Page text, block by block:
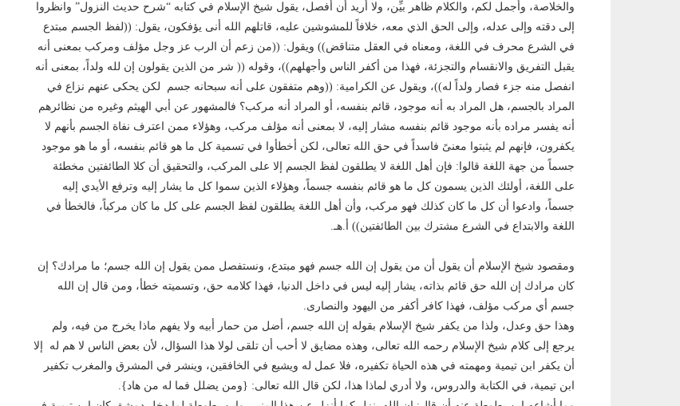
والخلاصة، وأجمل لكم، والكلام ظاهر بيِّن، ولا أريد أن أفصل، يقول شيخ الإسلام في كتابه “شرح حديث النزول” وانظروا
إلى دقته وإلى عدله، وإلى الحق الذي معه، خلافاً للمشوشين عليه، قاتلهم الله أنى يؤفكون، يقول: ((لفظ الجسم مبتدع
في الشرع محرف في اللغة، ومعناه في العقل متناقض)) ويقول: ((من زعم أن الرب عز وجل مؤلف ومركب بمعنى أنه
يقبل التفريق والانقسام والتجزئة، فهذا من أكفر الناس وأجهلهم))، وقوله (( شر من الذين يقولون إن لله ولداً، بمعنى أنه
انفصل منه جزء فصار ولداً له))، ويقول عن الكرامية: ((وهم متفقون على أنه سبحانه جسم لكن يحكى عنهم نزاع في
المراد بالجسم، هل المراد به أنه موجود، قائم بنفسه، أو المراد أنه مركب؟ فالمشهور عن أبي الهيثم وغيره من نظائرهم
أنه يفسر مراده بأنه موجود قائم بنفسه مشار إليه، لا بمعنى أنه مؤلف مركب، وهؤلاء ممن اعترف نفاة الجسم بأنهم لا
يكفرون، فإنهم لم يثبتوا معنىً فاسداً في حق الله تعالى، لكن أخطأوا في تسمية كل ما هو قائم بنفسه، أو ما هو موجود
جسماً من جهة اللغة قالوا: فإن أهل اللغة لا يطلقون لفظ الجسم إلا على المركب، والتحقيق أن كلا الطائفتين مخطئة
على اللغة، أولئك الذين يسمون كل ما هو قائم بنفسه جسماً، وهؤلاء الذين سموا كل ما يشار إليه وترفع الأيدي إليه
جسماً، وادعوا أن كل ما كان كذلك فهو مركب، وأن أهل اللغة يطلقون لفظ الجسم على كل ما كان مركباً، فالخطأ في
اللغة والابتداع في الشرع مشترك بين الطائفتين)) أ.هـ.
ومقصود شيخ الإسلام أن يقول أن من يقول إن الله جسم فهو مبتدع، ونستفصل ممن يقول إن الله جسم؛ ما مرادك؟ إن
كان مرادك إن الله حق قائم بذاته، يشار إليه ليس في داخل الدنيا، فهذا كلامه حق، وتسميته خطأ، ومن قال إن الله
جسم أي مركب مؤلف، فهذا كافر أكفر من اليهود والنصارى.
وهذا حق وعدل، ولذا من يكفر شيخ الإسلام بقوله إن الله جسم، أضل من حمار أبيه ولا يفهم ماذا يخرج من فيه، ولم
يرجع إلى كلام شيخ الإسلام رحمه الله تعالى، وهذه مضايق لا أحب أن تلقى لولا هذا السؤال، لأن بعض الناس لا هم له إلا
أن يكفر ابن تيمية ومهمته في هذه الحياة تكفيره، فلا عمل له ويشيع في الخافقين، وينشر في المشرق والمغرب تكفير
ابن تيمية، في الكتابة والدروس، ولا أدري لماذا هذا، لكن قال الله تعالى: {ومن يضلل فما له من هاد}.